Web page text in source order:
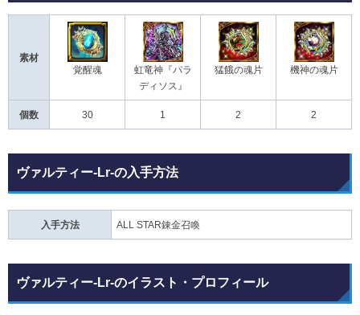
素材
覚醒魂
虹竜神『パラ
ディソス』
猛餓の魂片 機神の魂片
個数 30 1 2 2
ヴァルティー-Lr-の入手方法
入手方法 ALL STAR錬金召喚
ヴァルティー-Lr-のイラスト・プロフィール